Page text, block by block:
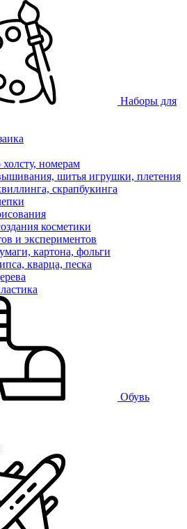
Наборы для
номерам
шитья игрушки, плетения
скрапбукинга
косметики
и экспериментов
картона, фольги
кварца, песка
Обувь